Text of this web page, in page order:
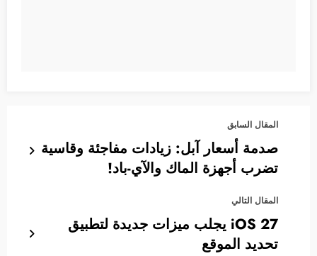
المقال السابق
صدمة أسعار آبل: زيادات مفاجئة وقاسية
تضرب أجهزة الماك والآي-باد!
المقال التالي
iOS 27 يجلب ميزات جديدة لتطبيق
تحديد الموقع